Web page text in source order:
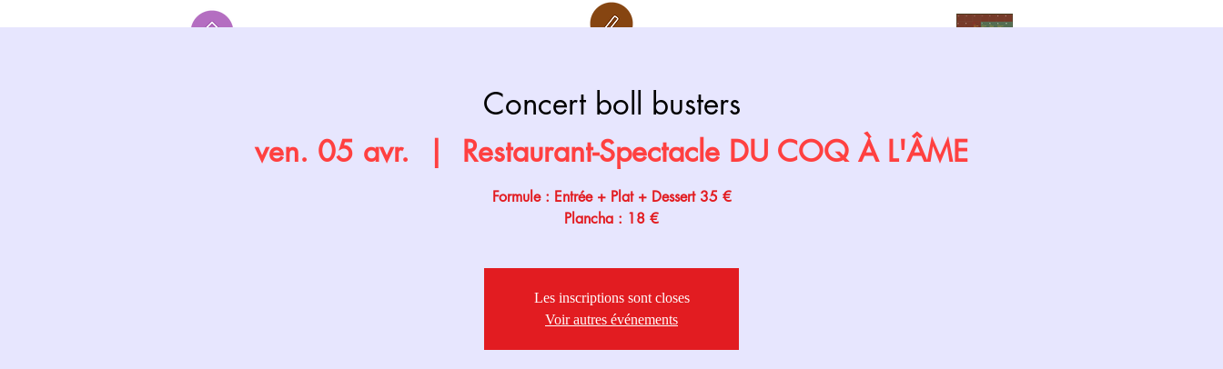
Concert boll busters
ven. 05 avr. Restaurant-Spectacle DU COQ À L'ÂME
Formule : Entrée + Plat + Dessert 35 €
Plancha : 18 €
Les inscriptions sont closes
Voir autres événements